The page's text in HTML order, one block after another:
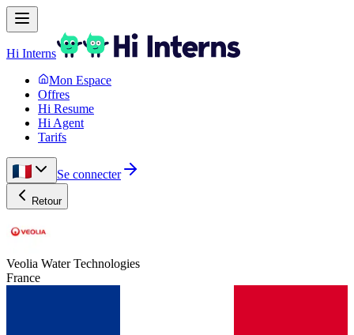
Hi Interns
Mon Espace
Offres
Hi Resume
Hi Agent
Tarifs
Se connecter
Retour
Veolia Water Technologies
France